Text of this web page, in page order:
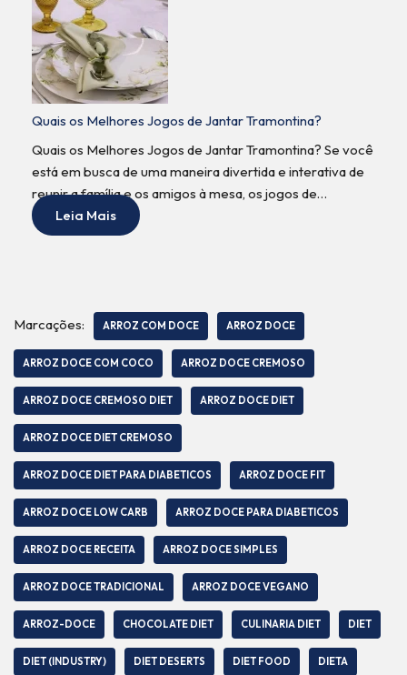
Quais os Melhores Jogos de Jantar Tramontina?
Quais os Melhores Jogos de Jantar Tramontina? Se você
está em busca de uma maneira divertida e interativa de
reunir a família e os amigos à mesa, os jogos de…
Leia Mais
Marcações: ARROZ COM DOCE ARROZ DOCE
ARROZ DOCE COM COCO ARROZ DOCE CREMOSO
ARROZ DOCE CREMOSO DIET ARROZ DOCE DIET
ARROZ DOCE DIET CREMOSO
ARROZ DOCE DIET PARA DIABETICOS ARROZ DOCE FIT
ARROZ DOCE LOW CARB ARROZ DOCE PARA DIABETICOS
ARROZ DOCE RECEITA ARROZ DOCE SIMPLES
ARROZ DOCE TRADICIONAL ARROZ DOCE VEGANO
ARROZ-DOCE CHOCOLATE DIET CULINARIA DIET DIET
DIET (INDUSTRY) DIET DESERTS DIET FOOD DIETA